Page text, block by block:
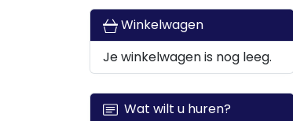
Winkelwagen
Je winkelwagen is nog leeg.
Wat wilt u huren?